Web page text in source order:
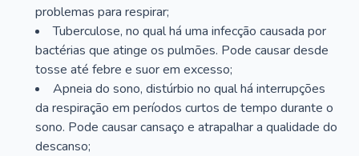
problemas para respirar;
Tuberculose, no qual há uma infecção causada por
bactérias que atinge os pulmões. Pode causar desde
tosse até febre e suor em excesso;
Apneia do sono, distúrbio no qual há interrupções
da respiração em períodos curtos de tempo durante o
sono. Pode causar cansaço e atrapalhar a qualidade do
descanso;